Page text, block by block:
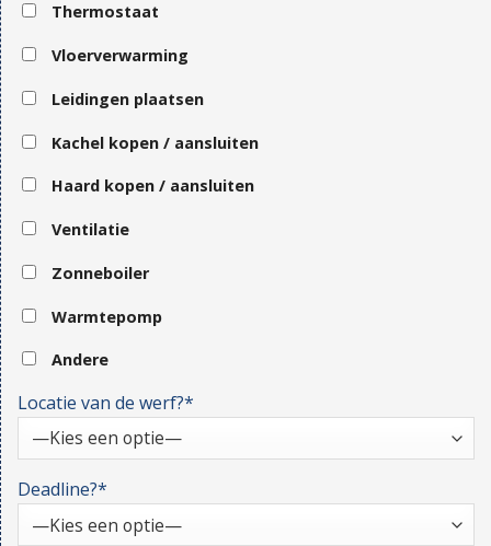
Thermostaat
Vloerverwarming
Leidingen plaatsen
Kachel kopen / aansluiten
Haard kopen / aansluiten
Ventilatie
Zonneboiler
Warmtepomp
Andere
Locatie van de werf?*
Deadline?*